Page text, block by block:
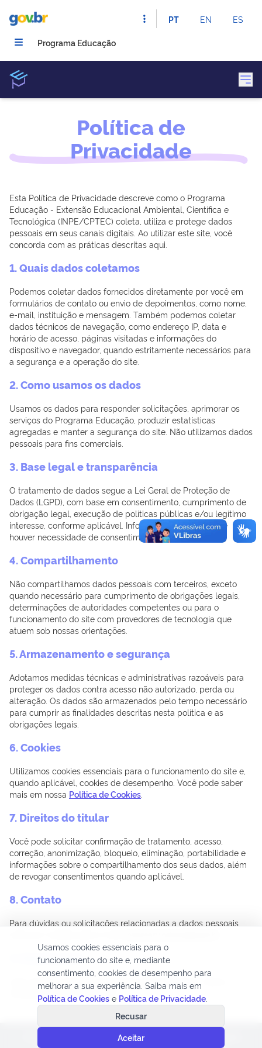
PT EN ES
Programa Educação
Política de
Privacidade
Esta Política de Privacidade descreve como o Programa
Educação - Extensão Educacional Ambiental, Científica e
Tecnológica (INPE/CPTEC) coleta, utiliza e protege dados
pessoais em seus canais digitais. Ao utilizar este site, você
concorda com as práticas descritas aqui.
1. Quais dados coletamos
Podemos coletar dados fornecidos diretamente por você em
formulários de contato ou envio de depoimentos, como nome,
e-mail, instituição e mensagem. Também podemos coletar
dados técnicos de navegação, como endereço IP, data e
horário de acesso, páginas visitadas e informações do
dispositivo e navegador, quando estritamente necessários para
a segurança e a operação do site.
2. Como usamos os dados
Usamos os dados para responder solicitações, aprimorar os
serviços do Programa Educação, produzir estatísticas
agregadas e manter a segurança do site. Não utilizamos dados
pessoais para fins comerciais.
3. Base legal e transparência
O tratamento de dados segue a Lei Geral de Proteção de
Dados (LGPD), com base em consentimento, cumprimento de
obrigação legal, execução de políticas públicas e/ou legítimo
interesse, conforme aplicável. Informaremos sempre que
houver necessidade de consentimento específico.
4. Compartilhamento
Não compartilhamos dados pessoais com terceiros, exceto
quando necessário para cumprimento de obrigações legais,
determinações de autoridades competentes ou para o
funcionamento do site com provedores de tecnologia que
atuem sob nossas orientações.
5. Armazenamento e segurança
Adotamos medidas técnicas e administrativas razoáveis para
proteger os dados contra acesso não autorizado, perda ou
alteração. Os dados são armazenados pelo tempo necessário
para cumprir as finalidades descritas nesta política e as
obrigações legais.
6. Cookies
Utilizamos cookies essenciais para o funcionamento do site e,
quando aplicável, cookies de desempenho. Você pode saber
mais em nossa Política de Cookies
7. Direitos do titular
Você pode solicitar confirmação de tratamento, acesso,
correção, anonimização, bloqueio, eliminação, portabilidade e
informações sobre o compartilhamento dos seus dados, além
de revogar consentimentos quando aplicável.
8. Contato
Para dúvidas ou solicitações relacionadas a dados pessoais,
9. Atualizações
Esta política pode ser atualizada periodicamente. Última
atualização: Março de 2026.
Usamos cookies essenciais para o
funcionamento do site e, mediante
consentimento, cookies de desempenho para
melhorar a sua experiência. Saiba mais em
Política de Cookies e Política de Privacidade
Recusar
Aceitar
Todo o conteúdo deste site está publicado sob a licença: